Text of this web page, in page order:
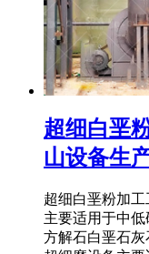
超细白垩
山设备生
超细白垩粉加
主要适用于中
方解石白垩石